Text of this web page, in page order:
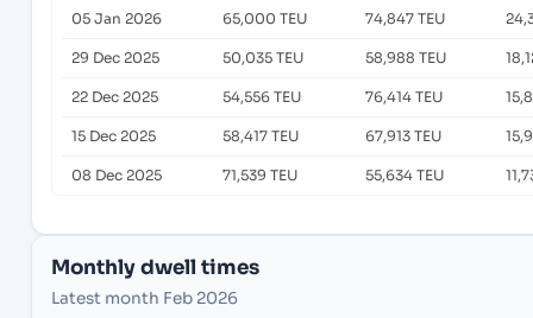
05 Jan 2026 65,000 TEU 74,847 TEU
29 Dec 2025 50,035 TEU 58,988 TEU
22 Dec 2025 54,556 TEU 76,414 TEU
15 Dec 2025 58,417 TEU 67,913 TEU
08 Dec 2025 71,539 TEU 55,634 TEU
Monthly dwell times
Latest month Feb 2026